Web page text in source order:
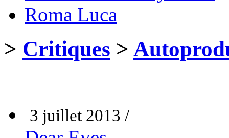
Roma Luca
> Critiques >
3 juillet 2013 /